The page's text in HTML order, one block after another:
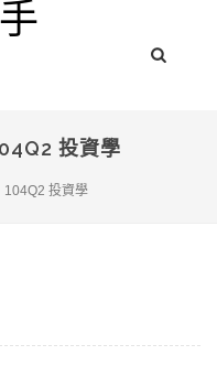
投資學
104Q2 投資學